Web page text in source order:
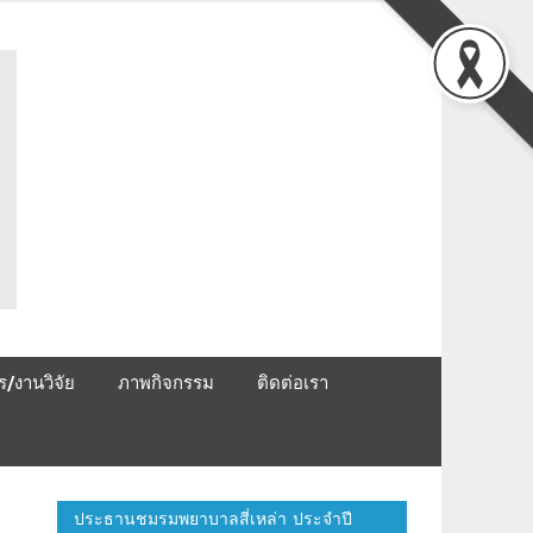
ชมรมพยาบาลสี่เหล่า
/งานวิจัย ภาพกิจกรรม ติดต่อเรา
ประธานชมรมพยาบาลสี่เหล่า ประจำปี